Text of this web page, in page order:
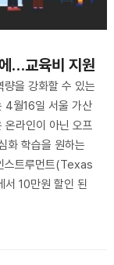
…교육비 지원
을 강화할 수 있는
4월16일 서울 가산
라인이 아닌 오프
화 학습을 원하는
스트루먼트(Texas
10만원 할인 된